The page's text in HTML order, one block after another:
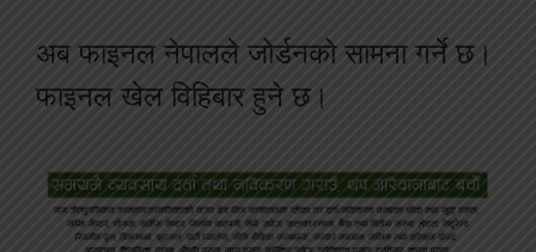
अब फाइनल नेपालले जोर्डनको सामना गर्ने छ।
फाइनल खेल विहिबार हुने छ।